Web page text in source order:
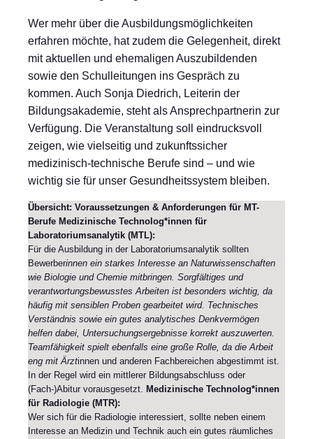
Wer mehr über die Ausbildungsmöglichkeiten
erfahren möchte, hat zudem die Gelegenheit, direkt
mit aktuellen und ehemaligen Auszubildenden
sowie den Schulleitungen ins Gespräch zu
kommen. Auch Sonja Diedrich, Leiterin der
Bildungsakademie, steht als Ansprechpartnerin zur
Verfügung. Die Veranstaltung soll eindrucksvoll
zeigen, wie vielseitig und zukunftssicher
medizinisch-technische Berufe sind – und wie
wichtig sie für unser Gesundheitssystem bleiben.
Übersicht: Voraussetzungen & Anforderungen für MT-
Berufe Medizinische Technolog*innen für
Laboratoriumsanalytik (MTL):
Für die Ausbildung in der Laboratoriumsanalytik sollten
Bewerberinnen ein starkes Interesse an Naturwissenschaften
wie Biologie und Chemie mitbringen. Sorgfältiges und
verantwortungsbewusstes Arbeiten ist besonders wichtig, da
häufig mit sensiblen Proben gearbeitet wird. Technisches
Verständnis sowie ein gutes analytisches Denkvermögen
helfen dabei, Untersuchungsergebnisse korrekt auszuwerten.
Teamfähigkeit spielt ebenfalls eine große Rolle, da die Arbeit
eng mit Ärztinnen und anderen Fachbereichen abgestimmt ist.
In der Regel wird ein mittlerer Bildungsabschluss oder
(Fach-)Abitur vorausgesetzt. Medizinische Technolog*innen
für Radiologie (MTR):
Wer sich für die Radiologie interessiert, sollte neben einem
Interesse an Medizin und Technik auch ein gutes räumliches